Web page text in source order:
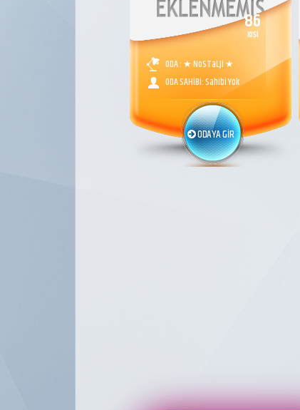
86
KİŞİ
ODA : ★ NoSTaLJi ★
ODA SAHİBİ: Sahibi Yok
ODAYA GİR